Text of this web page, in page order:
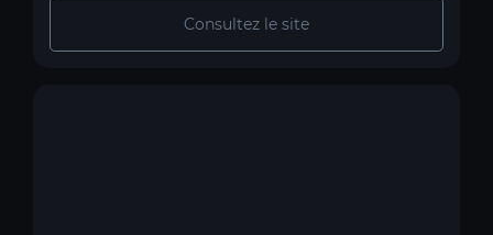
Consultez le site